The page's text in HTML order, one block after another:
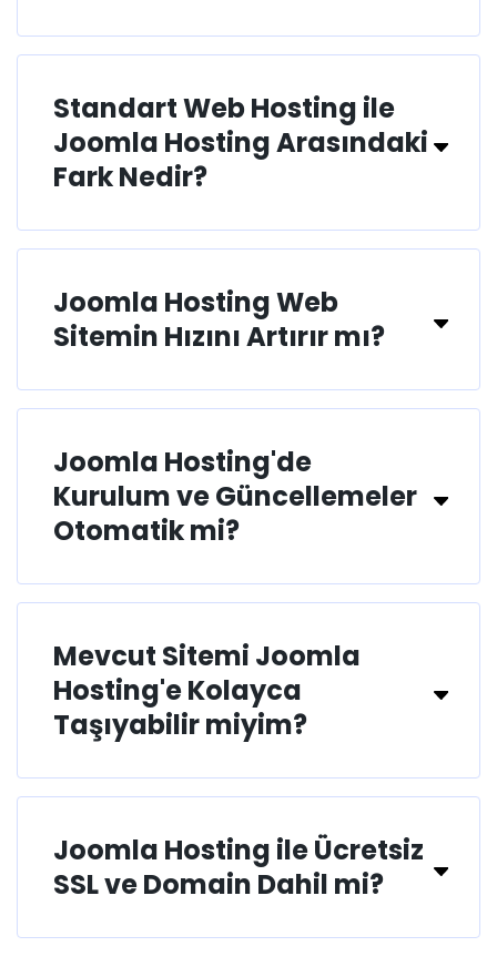
Standart Web Hosting ile
Joomla Hosting Arasındaki
Fark Nedir?
Joomla Hosting Web
Sitemin Hızını Artırır mı?
Joomla Hosting'de
Kurulum ve Güncellemeler
Otomatik mi?
Mevcut Sitemi Joomla
Hosting'e Kolayca
Taşıyabilir miyim?
Joomla Hosting ile Ücretsiz
SSL ve Domain Dahil mi?